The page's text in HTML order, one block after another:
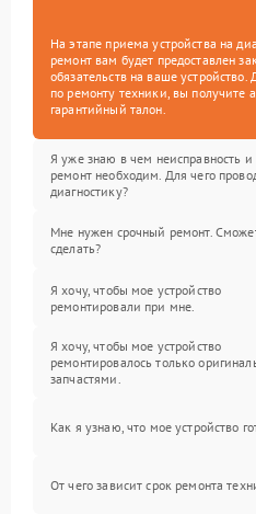
На этапе приема устройства на
ремонт вам будет предоставлен
обязательств на ваше
по ремонту техники, вы получите
гарантийный талон.
Я уже знаю в чем неисправность и
ремонт необходим. Для чего
диагностику?
Мне нужен срочный ремонт.
сделать?
Я хочу, чтобы мое устройство
ремонтировали при мне.
Я хочу, чтобы мое устройство
ремонтировалось только
запчастями.
Как я узнаю, что мое устройство
От чего зависит срок ремонта